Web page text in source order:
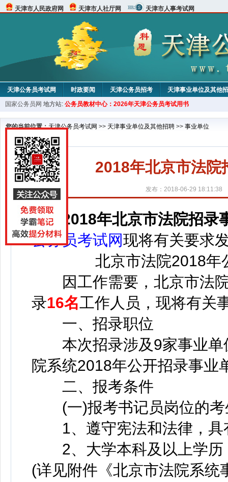
天津市人民政府网 天津市人社厅网 天津市人事考试网
天津公务员考试网 时政要闻 天津公务员招考 天津事业单位及其他
考试论坛 教材中心
国家公务员网 地方站: 公务员教材中心：2026年天津公务员考试用书
您的当前位置：天津公务员考试网 >> 天津事业单位及其他招聘 >> 事业单位
2018年北京市法院
发布：2018-06-29 18:11:38
2018年北京市法院招录
公务员考试网现将有关要求
北京市法院2018年
因工作需要，北京市法院
录16名工作人员，现将有关
一、招录职位
本次招录涉及9家事业单
院系统2018年公开招录事业
二、报考条件
(一)报考书记员岗位的考
1、遵守宪法和法律，具
2、大学本科及以上学历
(详见附件《北京市法院系统